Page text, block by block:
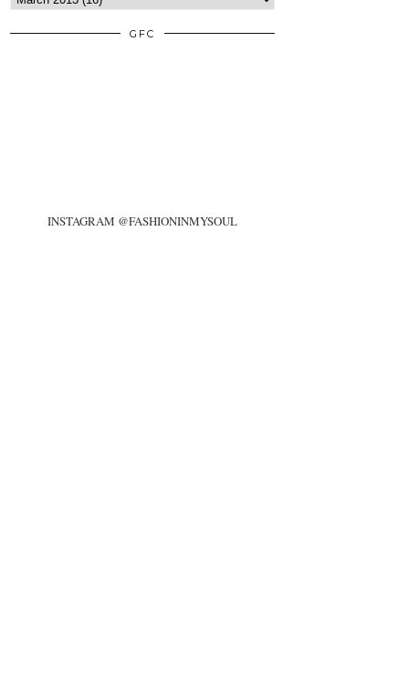
GFC
INSTAGRAM @FASHIONINMYSOUL